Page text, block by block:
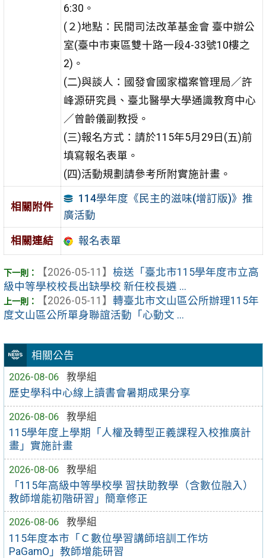
相關公告
2026-08-06
教學組
歷史學科中心線上讀書會暑期成果分享
2026-08-06
教學組
115學年度上學期「人權及轉型正義課程入校推廣計
畫」實施計畫
2026-08-06
教學組
「115年高級中等學校學 習扶助教學（含數位融入）
教師增能初階研習」簡章修正
2026-08-06
教學組
115年度本市「Ｃ數位學習講師培訓工作坊
PaGamO」教師增能研習
6:30。
(２)地點：民間司法改革基金會 臺中辦公
室(臺中市東區雙十路一段4-33號10樓之
2)。
(二)與談人：國發會國家檔案管理局／許
峰源研究員、臺北醫學大學通識教育中心
／曾齡儀副教授。
(三)報名方式：請於115年5月29日(五)前
填寫報名表單。
(四)活動規劃請參考所附實施計畫。
相關附件
114學年度《民主的滋味(增訂版)》推
廣活動
相關連結 報名表單
【2026-05-11】 檢送「臺北市115學年度市立高
級中等學校校長出缺學校 新任校長遴 ...
【2026-05-11】 轉臺北市文山區公所辦理115年
度文山區公所單身聯誼活動「心動文 ...